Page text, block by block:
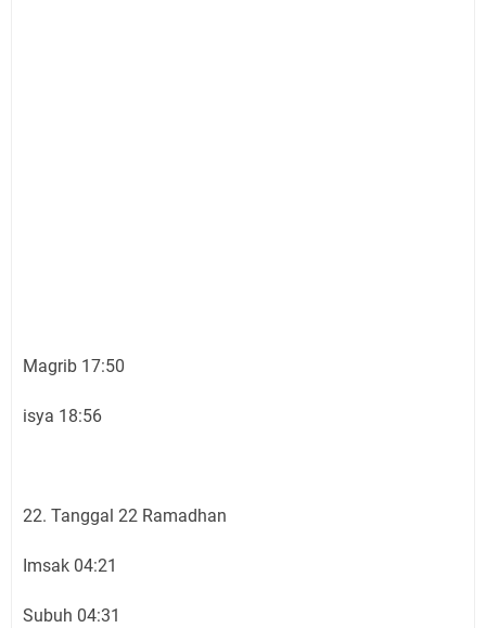
Magrib 17:50
isya 18:56
22. Tanggal 22 Ramadhan
Imsak 04:21
Subuh 04:31